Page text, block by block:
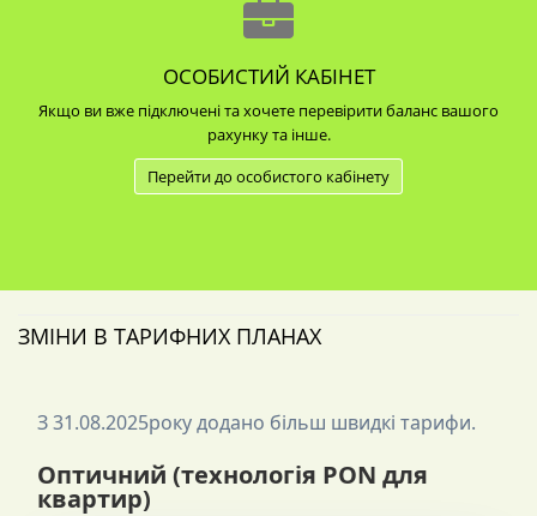
ОСОБИСТИЙ КАБІНЕТ
Якщо ви вже підключені та хочете перевірити баланс вашого
рахунку та інше.
Перейти до особистого кабінету
ЗМІНИ В ТАРИФНИХ ПЛАНАХ
З 31.08.2025року додано більш швидкі тарифи.
Оптичний (технологія PON для
квартир)